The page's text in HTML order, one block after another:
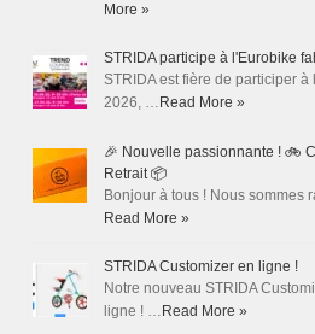
More »
STRIDA participe à l'Eurobike
STRIDA est fière de participer
2026, … Read More »
🎉 Nouvelle passionnante ! 🚲
Retrait 📦
Bonjour à tous ! Nous sommes
Read More »
STRIDA Customizer en ligne !
Notre nouveau STRIDA
ligne ! … Read More »